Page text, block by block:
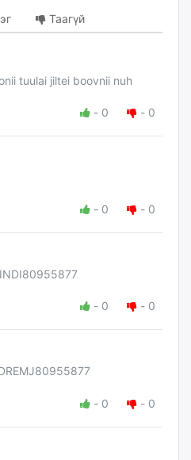
Таагүй
tuulai jiltei boovnii nuh
- 0 - 0
- 0 - 0
- 0 - 0
- 0 - 0